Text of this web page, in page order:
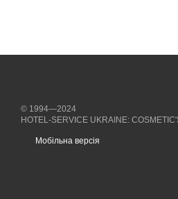
© 1994—2024
HOTEL-SERVICE UKRAINE:
Мобільна версія